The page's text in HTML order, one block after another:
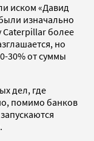
иском «Давид
изначально
Caterpillar более
но
30% от суммы
дел, где
помимо банков